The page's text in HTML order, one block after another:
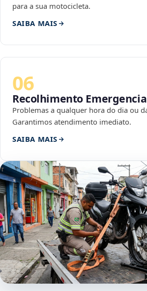
para a sua motocicleta.
SAIBA MAIS
06
Recolhimento
Problemas a qualquer hora do dia ou
Garantimos atendimento imediato.
SAIBA MAIS